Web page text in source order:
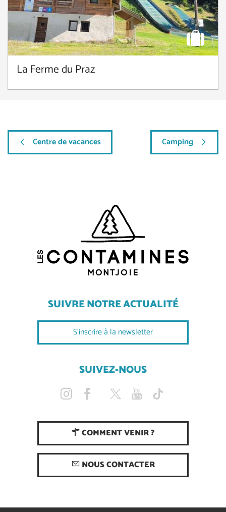
La Ferme du Praz
Centre de vacances Camping
SUIVRE NOTRE ACTUALITÉ
S'inscrire à la newsletter
SUIVEZ-NOUS
COMMENT VENIR ?
NOUS CONTACTER